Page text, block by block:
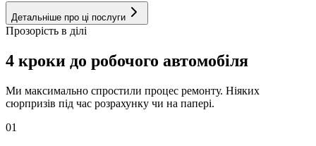
Детальніше про ці послуги
Прозорість в ділі
4 кроки до робочого автомобіля
Ми максимально спростили процес ремонту. Ніяких
сюрпризів під час розрахунку чи на папері.
01